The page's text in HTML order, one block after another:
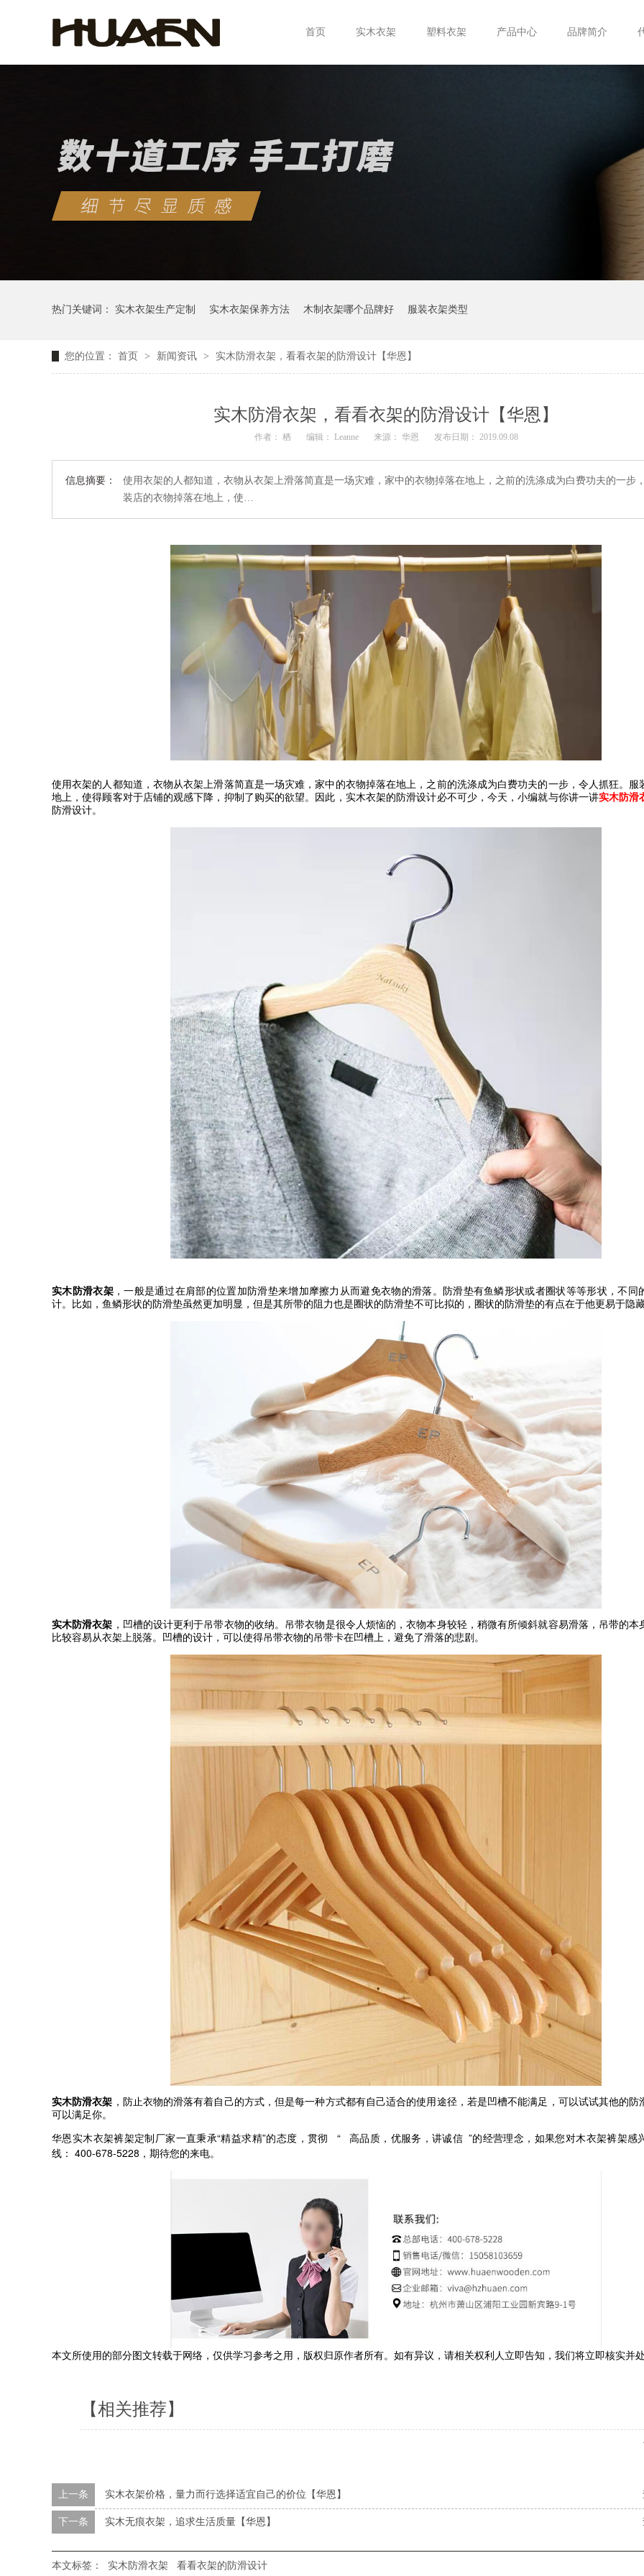
首页 实木衣架 塑料衣架 产品中心 品牌简介
热门关键词： 实木衣架生产定制 实木衣架保养方法 木制衣架哪个品牌好 服装衣架类型
您的位置： 首页 > 新闻资讯 > 实木防滑衣架，看看衣架的防滑设计【华恩】
实木防滑衣架，看看衣架的防滑设计【华恩】
作者： 栖 编辑： Leanne 来源： 华恩 发布日期： 2019.09.08
信息摘要：
使用衣架的人都知道，衣物从衣架上滑落简直是一场灾难，家中的衣物掉落在地上，之前的洗涤成为白费功夫的一步
装店的衣物掉落在地上，使…
使用衣架的人都知道，衣物从衣架上滑落简直是一场灾难，家中的衣物掉落在地上，之前的洗涤成为白费功夫的一步，令人抓狂。服
地上，使得顾客对于店铺的观感下降，抑制了购买的欲望。因此，实木衣架的防滑设计必不可少，今天，小编就与你讲一讲实木防滑
防滑设计。
实木防滑衣架，一般是通过在肩部的位置加防滑垫来增加摩擦力从而避免衣物的滑落。防滑垫有鱼鳞形状或者圈状等等形状，不同
计。比如，鱼鳞形状的防滑垫虽然更加明显，但是其所带的阻力也是圈状的防滑垫不可比拟的，圈状的防滑垫的有点在于他更易于隐藏
实木防滑衣架 ，凹槽的设计更利于吊带衣物的收纳。吊带衣物是很令人烦恼的，衣物本身较轻，稍微有所倾斜就容易滑落，吊带的本
比较容易从衣架上脱落。凹槽的设计，可以使得吊带衣物的吊带卡在凹槽上，避免了滑落的悲剧。
实木防滑衣架 ，防止衣物的滑落有着自己的方式，但是每一种方式都有自己适合的使用途径，若是凹槽不能满足，可以试试其他的防
可以满足你。
华恩实木衣架裤架定制厂家一直秉承“精益求精”的态度，贯彻 “ 高品质，优服务，讲诚信 ”的经营理念，如果您对木衣架裤架感
线：
400-678-5228 ，期待您的来电。
本文所使用的部分图文转载于网络，仅供学习参考之用，版权归原作者所有。如有异议，请相关权利人立即告知，我们将立即核实并处
【相关推荐】
上一条 实木衣架价格，量力而行选择适宜自己的价位【华恩】
下一条 实木无痕衣架，追求生活质量【华恩】
本文标签： 实木防滑衣架 看看衣架的防滑设计